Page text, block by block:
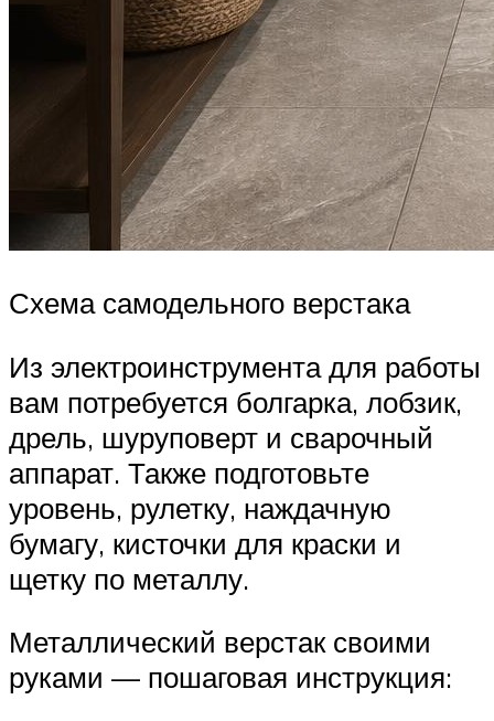
Схема самодельного верстака
Из электроинструмента для работы
вам потребуется болгарка, лобзик,
дрель, шуруповерт и сварочный
аппарат. Также подготовьте
уровень, рулетку, наждачную
бумагу, кисточки для краски и
щетку по металлу.
Металлический верстак своими
руками — пошаговая инструкция: